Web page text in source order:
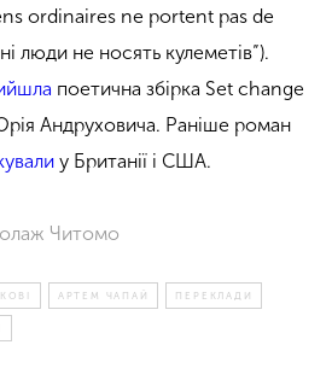
ordinaires ne portent pas de
люди не носять кулеметів”).
поетична збірка Set change
Андруховича. Раніше роман
у Британії і США.
Читомо
АРТЕМ ЧАПАЙ ПЕРЕКЛАДИ